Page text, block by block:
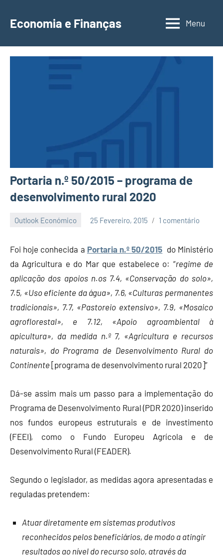
para
conteúdo
Economia e Finanças
Depósitos
Menu
Portaria n.º 50/2015 – programa de
desenvolvimento rural 2020
Outlook Económico 25 Fevereiro, 2015
Finanças
1 comentário
Foi hoje conhecida a Portaria n.º 50/2015 do Ministério
da Agricultura e do Mar que estabelece o: “regime de
aplicação dos apoios n.os 7.4, «Conservação do solo»,
7.5, «Uso eficiente da água», 7.6, «Culturas permanentes
tradicionais», 7.7, «Pastoreio extensivo», 7.9, «Mosaico
agroflorestal», e 7.12, «Apoio agroambiental à
apicultura», da medida n.º 7, «Agricultura e recursos
naturais», do Programa de Desenvolvimento Rural do
Continente [programa de desenvolvimento rural 2020]”
Dá-se assim mais um passo para a implementação do
Programa de Desenvolvimento Rural (PDR 2020) inserido
nos fundos europeus estruturais e de investimento
(FEEI), como o Fundo Europeu Agrícola e de
Desenvolvimento Rural (FEADER).
Segundo o legislador, as medidas agora apresentadas e
reguladas pretendem:
Atuar diretamente em sistemas produtivos
reconhecidos pelos beneficiários, de modo a atingir
resultados ao nível do recurso solo, através da